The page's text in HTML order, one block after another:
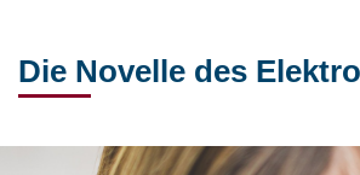
Die Novelle des